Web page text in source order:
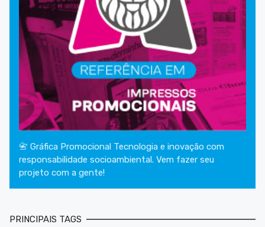
📇 Gráfica Promocional Tecnologia e inovação com
responsabilidade socioambiental. Vem fazer seu
projeto com a gente!
PRINCIPAIS TAGS